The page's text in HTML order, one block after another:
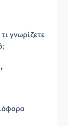
γνωρίζετε